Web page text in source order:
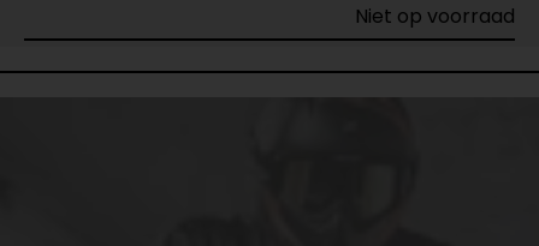
Niet op voorraad